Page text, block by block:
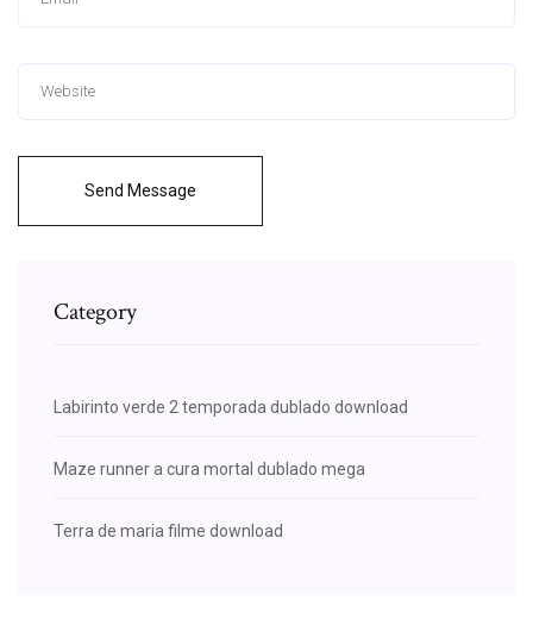
Send Message
Category
Labirinto verde 2 temporada dublado download
Maze runner a cura mortal dublado mega
Terra de maria filme download